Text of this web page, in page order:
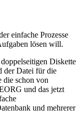
einfache Prozesse
lösen will.
Diskette
der Datei für die
die schon von
und das jetzt
und mehrerer